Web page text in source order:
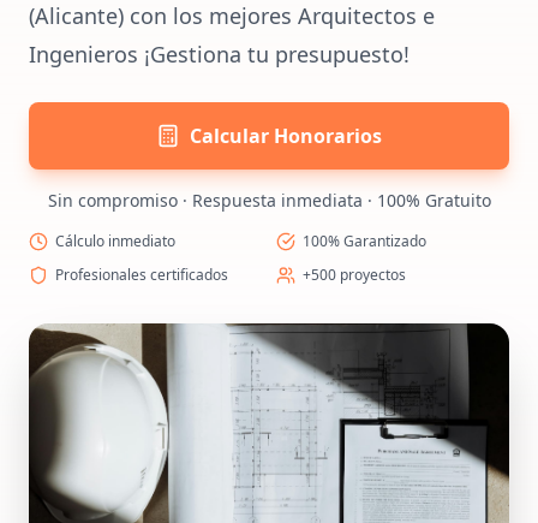
(Alicante) con los mejores Arquitectos e
Ingenieros ¡Gestiona tu presupuesto!
Calcular Honorarios
Sin compromiso · Respuesta inmediata · 100% Gratuito
Cálculo inmediato
100% Garantizado
Profesionales certificados
+500 proyectos